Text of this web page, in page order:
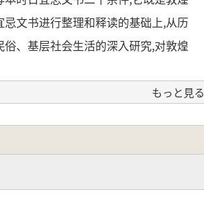
文书进行整理和释读的基础上,从历
、基层社会生活的深入研究,对敦煌
した学術的専門書です。現存する敦
代にかけての伝統的な民俗や社会生
もっと見る